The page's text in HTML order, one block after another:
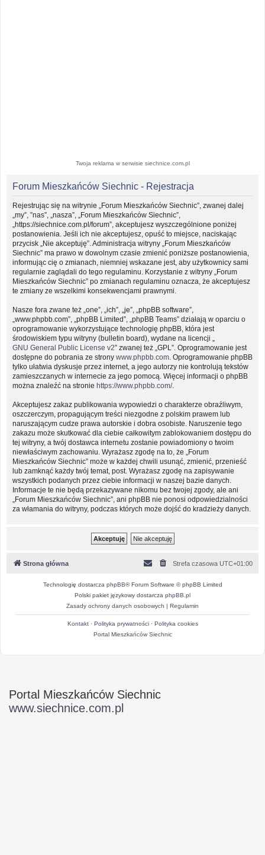
Twoja reklama w serwisie siechnice.com.pl
Forum Mieszkańców Siechnic - Rejestracja
Rejestrując się na witrynie „Forum Mieszkańców Siechnic”, zwanej dalej
„my”, ”nas”, „nasza”, „Forum Mieszkańców Siechnic”,
„https://siechnice.com.pl/forum”, akceptujesz wyszczególnione poniżej
postanowienia. Jeśli ich nie akceptujesz, opuść to miejsce, naciskając
przycisk „Nie akceptuję”. Administracja witryny „Forum Mieszkańców
Siechnic” ma prawo w dowolnym czasie zmienić poniższe postanowienia,
informując cię o zmianach, niemniej wskazane jest, aby użytkownicy sami
regularnie zaglądali do tego regulaminu. Korzystanie z witryny „Forum
Mieszkańców Siechnic” po zmianach regulaminu oznacza, że akceptujesz
te zmiany ze wszelkimi konsekwencjami prawnymi.
Nasze fora zwane też „one”, „ich”, „je”, „phpBB software”,
„www.phpbb.com”, „phpBB Limited”, „phpBB Teams” działają w oparciu o
oprogramowanie wykorzystujące technologię phpBB, która jest
środowiskiem typu witryny (bulletin board), wydane na licencji „
GNU General Public License v2” zwanej też „GPL”. Oprogramowanie jest
dostępne do pobrania ze strony www.phpbb.com . Oprogramowanie phpBB
tylko ułatwia dyskusje przez internet, a jego autorzy nie kontrolują tekstów
zamieszczanych w internecie za jego pomocą. Więcej informacji o phpBB
można znaleźć na stronie https://www.phpbb.com/.
Akceptujesz zakaz publikowania wypowiedzi o charakterze obraźliwym,
oszczerczym, propagującym treści niezgodne z polskim prawem lub
naruszającym cudze prawa autorskie i dobra osobiste. Naruszenie tego
zakazu może skutkować dla ciebie całkowitym zablokowaniem dostępu do
tej witryny, a twój dostawca internetu zostanie powiadomiony o twoim
niewłaściwym zachowaniu. Wyrażasz zgodę na to, że „Forum
Mieszkańców Siechnic” może w każdej chwili usunąć, zmienić, przenieść
lub zamknąć każdy twój temat, post. Wyrażasz zgodę na zapisywanie
wszystkich podanych przez ciebie informacji w naszej bazie danych.
Informacje te nie będą przekazywane nikomu bez twojej zgody, ale ani
„Forum Mieszkańców Siechnic”, ani phpBB nie ponosi odpowiedzialności
za włamania do witryny, podczas których może dojść do kradzieży danych.
Strona główna Strefa czasowa UTC+01:00
Technologię dostarcza phpBB® Forum Software © phpBB Limited
Polski pakiet językowy dostarcza phpBB.pl
Zasady ochrony danych osobowych | Regulamin
Kontakt· Polityka prywatności· Polityka cookies
Portal Mieszkańców Siechnic
Portal Mieszkańców Siechnic
www.siechnice.com.pl